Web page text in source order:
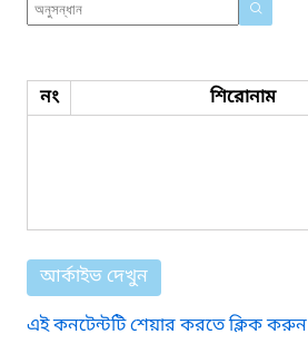
নং শিরোনাম
আর্কাইভ দেখুন
এই কনটেন্টটি শেয়ার করতে ক্লিক করুন